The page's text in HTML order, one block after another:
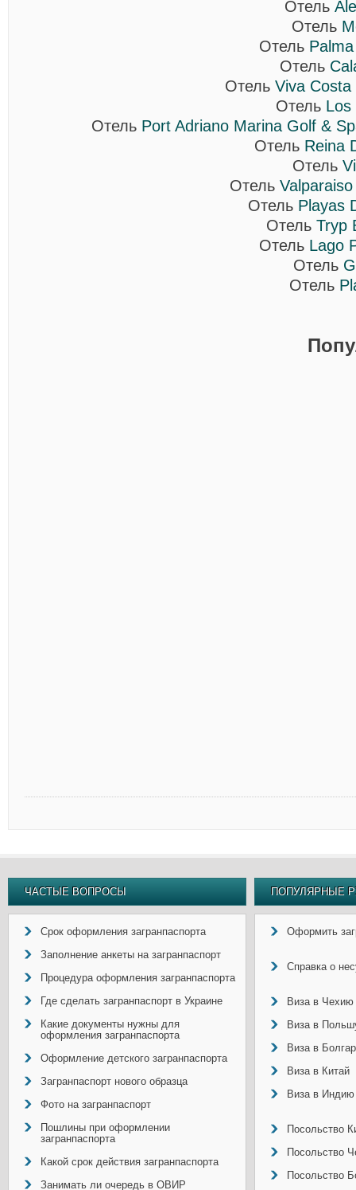
Отель
Отель
Отель
Отель
Отель Viva
Отель Los
Отель Port Adriano Marina Golf &
Отель Reina
Отель
Отель
Отель Playas
Отель Tryp
Отель Lago
Отель
Отель
ЧАСТЫЕ ВОПРОСЫ
Срок оформления загранпаспорта
Заполнение анкеты на загранпаспорт
Процедура оформления загранпаспорта
Где сделать загранпаспорт в Украине
Какие документы нужны для
оформления загранпаспорта
Оформление детского загранпаспорта
Загранпаспорт нового образца
Фото на загранпаспорт
Пошлины при оформлении
загранпаспорта
Какой срок действия загранпаспорта
Занимать ли очередь в ОВИР
ПОПУЛЯРНЫЕ
Оформить
Справка о
Виза в Чехию
Виза в
Виза в
Виза в Китай
Виза в Индию
Посольство
Посольство
Посольство